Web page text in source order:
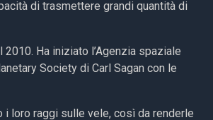
di trasmettere grandi quantità di
Ha iniziato l’Agenzia spaziale
Society di Carl Sagan con le
i loro raggi sulle vele, così da renderle